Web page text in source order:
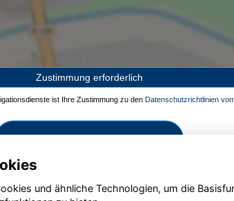
Zustimmung erforderlich
ist Ihre Zustimmung zu den Datenschutzrichtlinien
Zustimmen und aktivieren
und ähnliche Technologien, um die